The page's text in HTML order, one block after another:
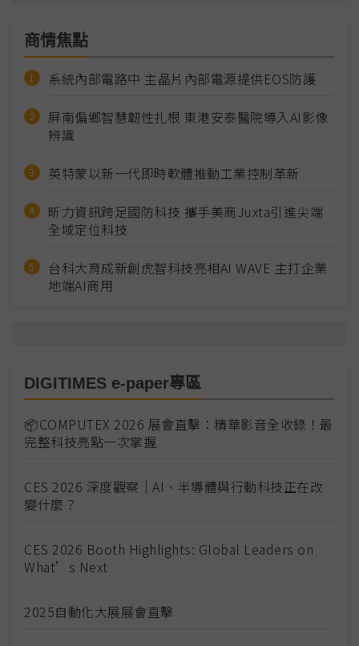
商情焦點
系統內部電路中 主晶片內部電源提供EOS防護
屏南偏鄉智慧韌性扎根 東港安泰醫院導入AI影像
辨識
英特蒙以新一代即時軟體推動工業控制革新
昕力資訊跨足國防科技 攜手美商Juxta引進尖端
全域定位科技
台科大育成新創虎智科技亮相AI WAVE 主打企業
地端AI商用
DIGITIMES e-paper專區
📦COMPUTEX 2026 展會直擊：精華影音全收錄！最
完整科技亮點一次掌握
CES 2026 深度觀察｜AI、半導體與行動科技正在改
變什麼？
CES 2026 Booth Highlights: Global Leaders on
What’s Next
2025自動化大展展會直擊